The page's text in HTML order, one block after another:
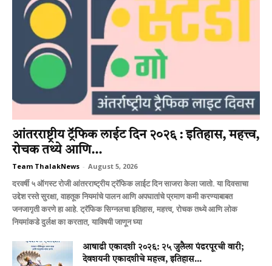
आंतरराष्ट्रीय ट्रॅफिक लाईट दिन २०२६ : इतिहास, महत्त्व,
रोचक तथ्ये आणि...
Team ThalakNews - August 5, 2026
दरवर्षी ५ ऑगस्ट रोजी आंतरराष्ट्रीय ट्रॅफिक लाईट दिन साजरा केला जातो. या दिवसाचा
उद्देश रस्ते सुरक्षा, वाहतूक नियमांचे पालन आणि अपघातांचे प्रमाण कमी करण्याबाबत
जनजागृती करणे हा आहे. ट्रॅफिक सिग्नलचा इतिहास, महत्त्व, रोचक तथ्ये आणि लोक
नियमांकडे दुर्लक्ष का करतात, याविषयी जाणून घ्या
आषाढी एकादशी २०२६: २५ जुलैला पंढरपूरची वारी;
देवशयनी एकादशीचे महत्त्व, इतिहास...